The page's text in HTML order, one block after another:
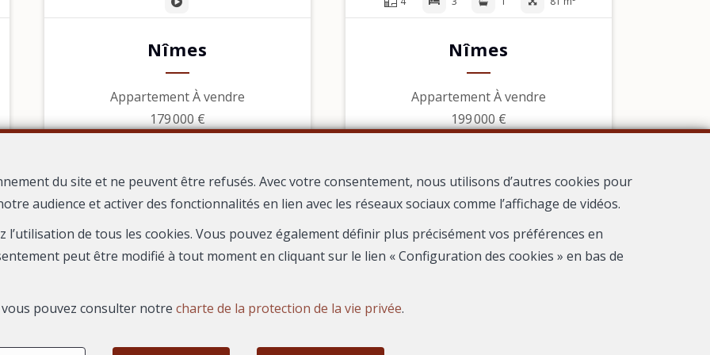
Nîmes
Appartement À vendre
179 000 €
Nîmes
Appartement À vendre
199 000 €
du site et ne peuvent être refusés. Avec votre consentement, nous utilisons d’autres cookies pour
audience et activer des fonctionnalités en lien avec les réseaux sociaux comme l’affichage de vidéos.
de tous les cookies. Vous pouvez également définir plus précisément vos préférences en
peut être modifié à tout moment en cliquant sur le lien « Configuration des cookies » en bas de
pouvez consulter notre charte de la protection de la vie privée.
REGARD—1626 Boulevard du President Salvador Allende—30000 Nimes
TEL.04 66 67 80 19 — agence@immoregard.com
N° entreprise : FR-0000.111.222
Honoraires